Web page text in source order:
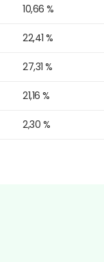
10,66 %
22,41 %
27,31 %
21,16 %
2,30 %